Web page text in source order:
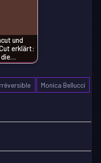
und
erklärt:
die…
Monica Bellucci